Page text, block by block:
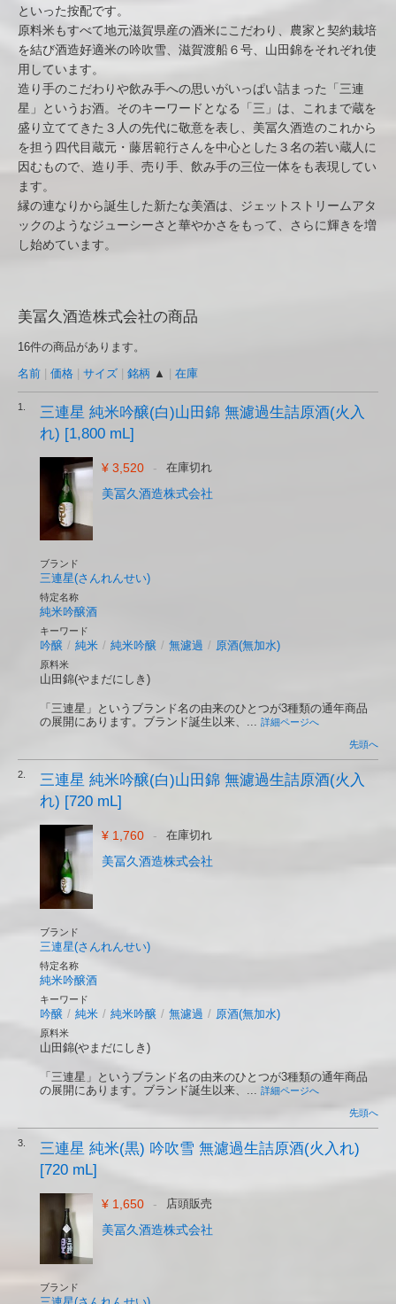
といった按配です。
原料米もすべて地元滋賀県産の酒米にこだわり、農家と契約栽培
を結び酒造好適米の吟吹雪、滋賀渡船６号、山田錦をそれぞれ使
用しています。
造り手のこだわりや飲み手への思いがいっぱい詰まった「三連
星」というお酒。そのキーワードとなる「三」は、これまで蔵を
盛り立ててきた３人の先代に敬意を表し、美冨久酒造のこれから
を担う四代目蔵元・藤居範行さんを中心とした３名の若い蔵人に
因むもので、造り手、売り手、飲み手の三位一体をも表現してい
ます。
縁の連なりから誕生した新たな美酒は、ジェットストリームアタ
ックのようなジューシーさと華やかさをもって、さらに輝きを増
し始めています。
美冨久酒造株式会社の商品
16件の商品があります。
名前
価格 サイズ 銘柄 ▲ 在庫
1.
三連星 純米吟醸(白)山田錦 無濾過生詰原酒(火入
れ) [1,800 mL]
¥ 3,520 - 在庫切れ
美冨久酒造株式会社
ブランド
三連星(さんれんせい)
特定名称
純米吟醸酒
キーワード
吟醸 / 純米 / 純米吟醸 / 無濾過 / 原酒(無加水)
原料米
山田錦(やまだにしき)
「三連星」というブランド名の由来のひとつが3種類の通年商品
の展開にあります。ブランド誕生以来、... 詳細ページへ
先頭へ
2.
三連星 純米吟醸(白)山田錦 無濾過生詰原酒(火入
れ) [720 mL]
¥ 1,760 - 在庫切れ
美冨久酒造株式会社
ブランド
三連星(さんれんせい)
特定名称
純米吟醸酒
キーワード
吟醸 / 純米 / 純米吟醸 / 無濾過 / 原酒(無加水)
原料米
山田錦(やまだにしき)
「三連星」というブランド名の由来のひとつが3種類の通年商品
の展開にあります。ブランド誕生以来、... 詳細ページへ
先頭へ
3.
三連星 純米(黒) 吟吹雪 無濾過生詰原酒(火入れ)
[720 mL]
¥ 1,650 - 店頭販売
美冨久酒造株式会社
ブランド